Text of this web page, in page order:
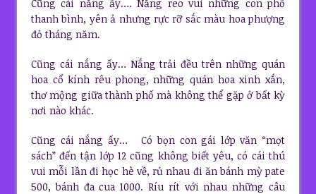
Cũng cái nắng ấy…. Nắng reo vui những con phố
thanh bình, yên ả nhưng rực rỡ sắc màu hoa phượng
đỏ tháng năm.
Cũng cái nắng ấy… Nắng trải đều trên những quán
hoa cổ kính rêu phong, những quán hoa xinh xắn,
thơ mộng giữa thành phố mà không thể gặp ở bất kỳ
nơi nào khác.
Cũng cái nắng ấy… Có bọn con gái lớp văn “mọt
sách” đến tận lớp 12 cũng không biết yêu, có cái thú
vui mỗi lần đi học hè về, rủ nhau đi ăn bánh mỳ pate
500, bánh đa cua 1000. Ríu rít với nhau những câu